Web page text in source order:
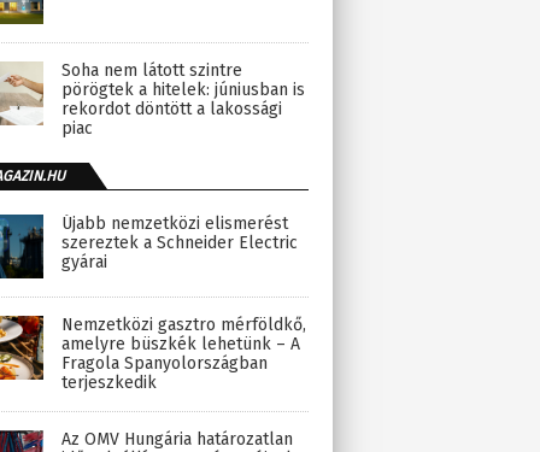
Soha nem látott szintre
pörögtek a hitelek: júniusban is
rekordot döntött a lakossági
piac
Újabb nemzetközi elismerést
szereztek a Schneider Electric
gyárai
Nemzetközi gasztro mérföldkő,
amelyre büszkék lehetünk – A
Fragola Spanyolországban
terjeszkedik
Az OMV Hungária határozatlan